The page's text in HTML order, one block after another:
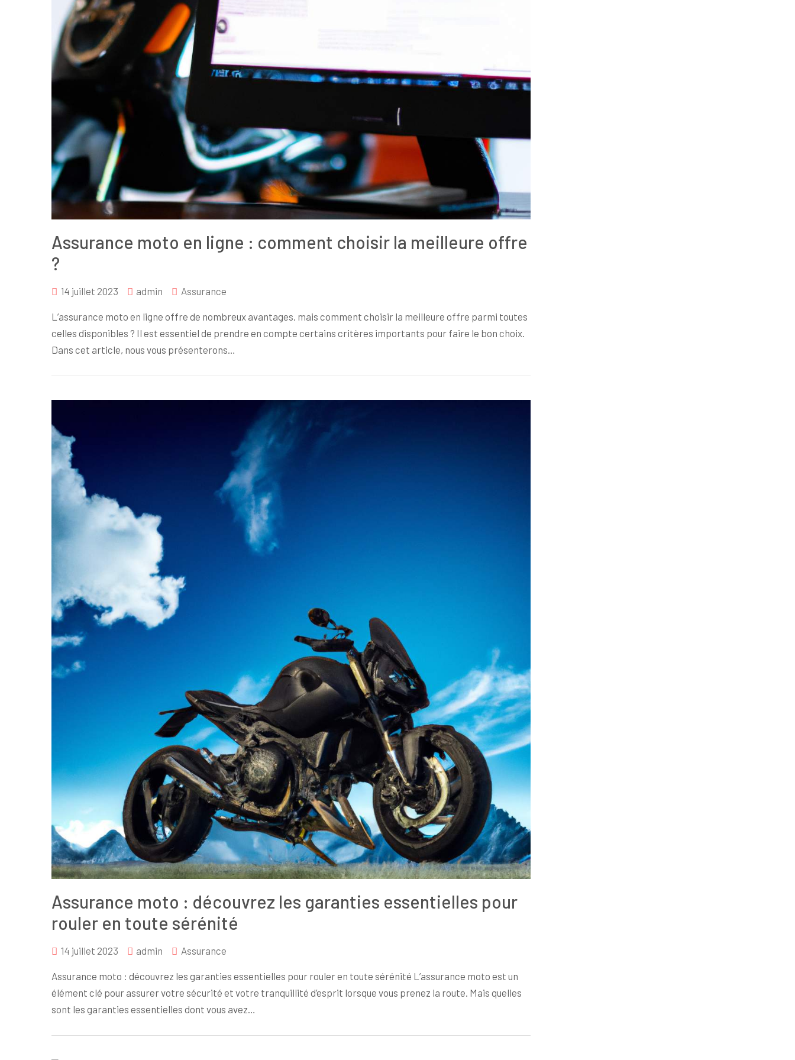
Assurance moto en ligne : comment choisir la meilleure offre
?
14 juillet 2023 admin Assurance
L’assurance moto en ligne offre de nombreux avantages, mais comment choisir la meilleure offre parmi toutes
celles disponibles ? Il est essentiel de prendre en compte certains critères importants pour faire le bon choix.
Dans cet article, nous vous présenterons…
Assurance moto : découvrez les garanties essentielles pour
rouler en toute sérénité
14 juillet 2023 admin Assurance
Assurance moto : découvrez les garanties essentielles pour rouler en toute sérénité L’assurance moto est un
élément clé pour assurer votre sécurité et votre tranquillité d’esprit lorsque vous prenez la route. Mais quelles
sont les garanties essentielles dont vous avez…